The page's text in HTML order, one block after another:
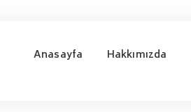
Anasayfa Hakkımızda